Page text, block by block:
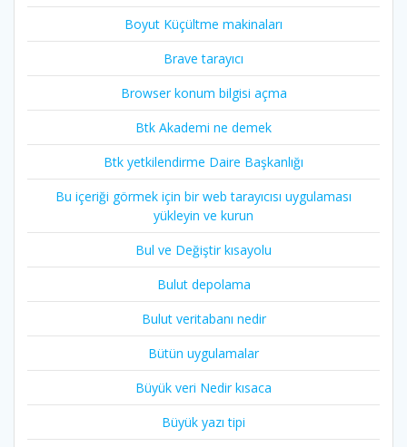
Boyut Küçültme makinaları
Brave tarayıcı
Browser konum bilgisi açma
Btk Akademi ne demek
Btk yetkilendirme Daire Başkanlığı
Bu içeriği görmek için bir web tarayıcısı uygulaması
yükleyin ve kurun
Bul ve Değiştir kısayolu
Bulut depolama
Bulut veritabanı nedir
Bütün uygulamalar
Büyük veri Nedir kısaca
Büyük yazı tipi